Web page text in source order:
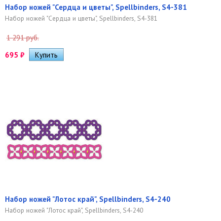
Набор ножей "Сердца и цветы", Spellbinders, S4-381
Набор ножей "Сердца и цветы", Spellbinders, S4-381
1 291 руб.
695 ₽
Набор ножей "Лотос край", Spellbinders, S4-240
Набор ножей "Лотос край", Spellbinders, S4-240